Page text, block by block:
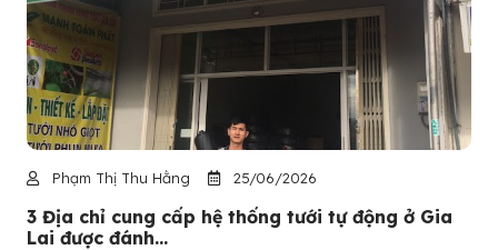
Phạm Thị Thu Hằng 25/06/2026
3 Địa chỉ cung cấp hệ thống tưới tự động ở Gia
Lai được đánh...